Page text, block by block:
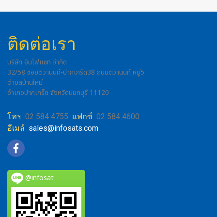
ติดต่อเรา
บริษัท อินโฟแซท จำกัด
32/58 ซอยติวานนท์-ปากเกร็ด38 ถนนติวานนท์ หมู่5
ตำบลบ้านใหม่
อำเภอปากเกร็ด จังหวัดนนทบุรี 11120
โทร 02 584 4755 แฟกซ์ 02 584 4600
อีเมล์ sales@infosats.com
@infosat